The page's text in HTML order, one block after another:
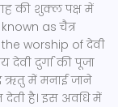
की शुक्ल पक्ष में
known asचैत्र
worship of देवी
देवी दुर्गा की पूजा
ऋतु में मनाई जाने
है। इस अवधि में